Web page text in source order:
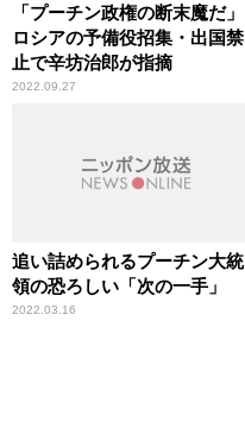
「プーチン政権の断末魔だ」
ロシアの予備役招集・出国禁
止で辛坊治郎が指摘
2022.09.27
追い詰められるプーチン大統
領の恐ろしい「次の一手」
2022.03.16